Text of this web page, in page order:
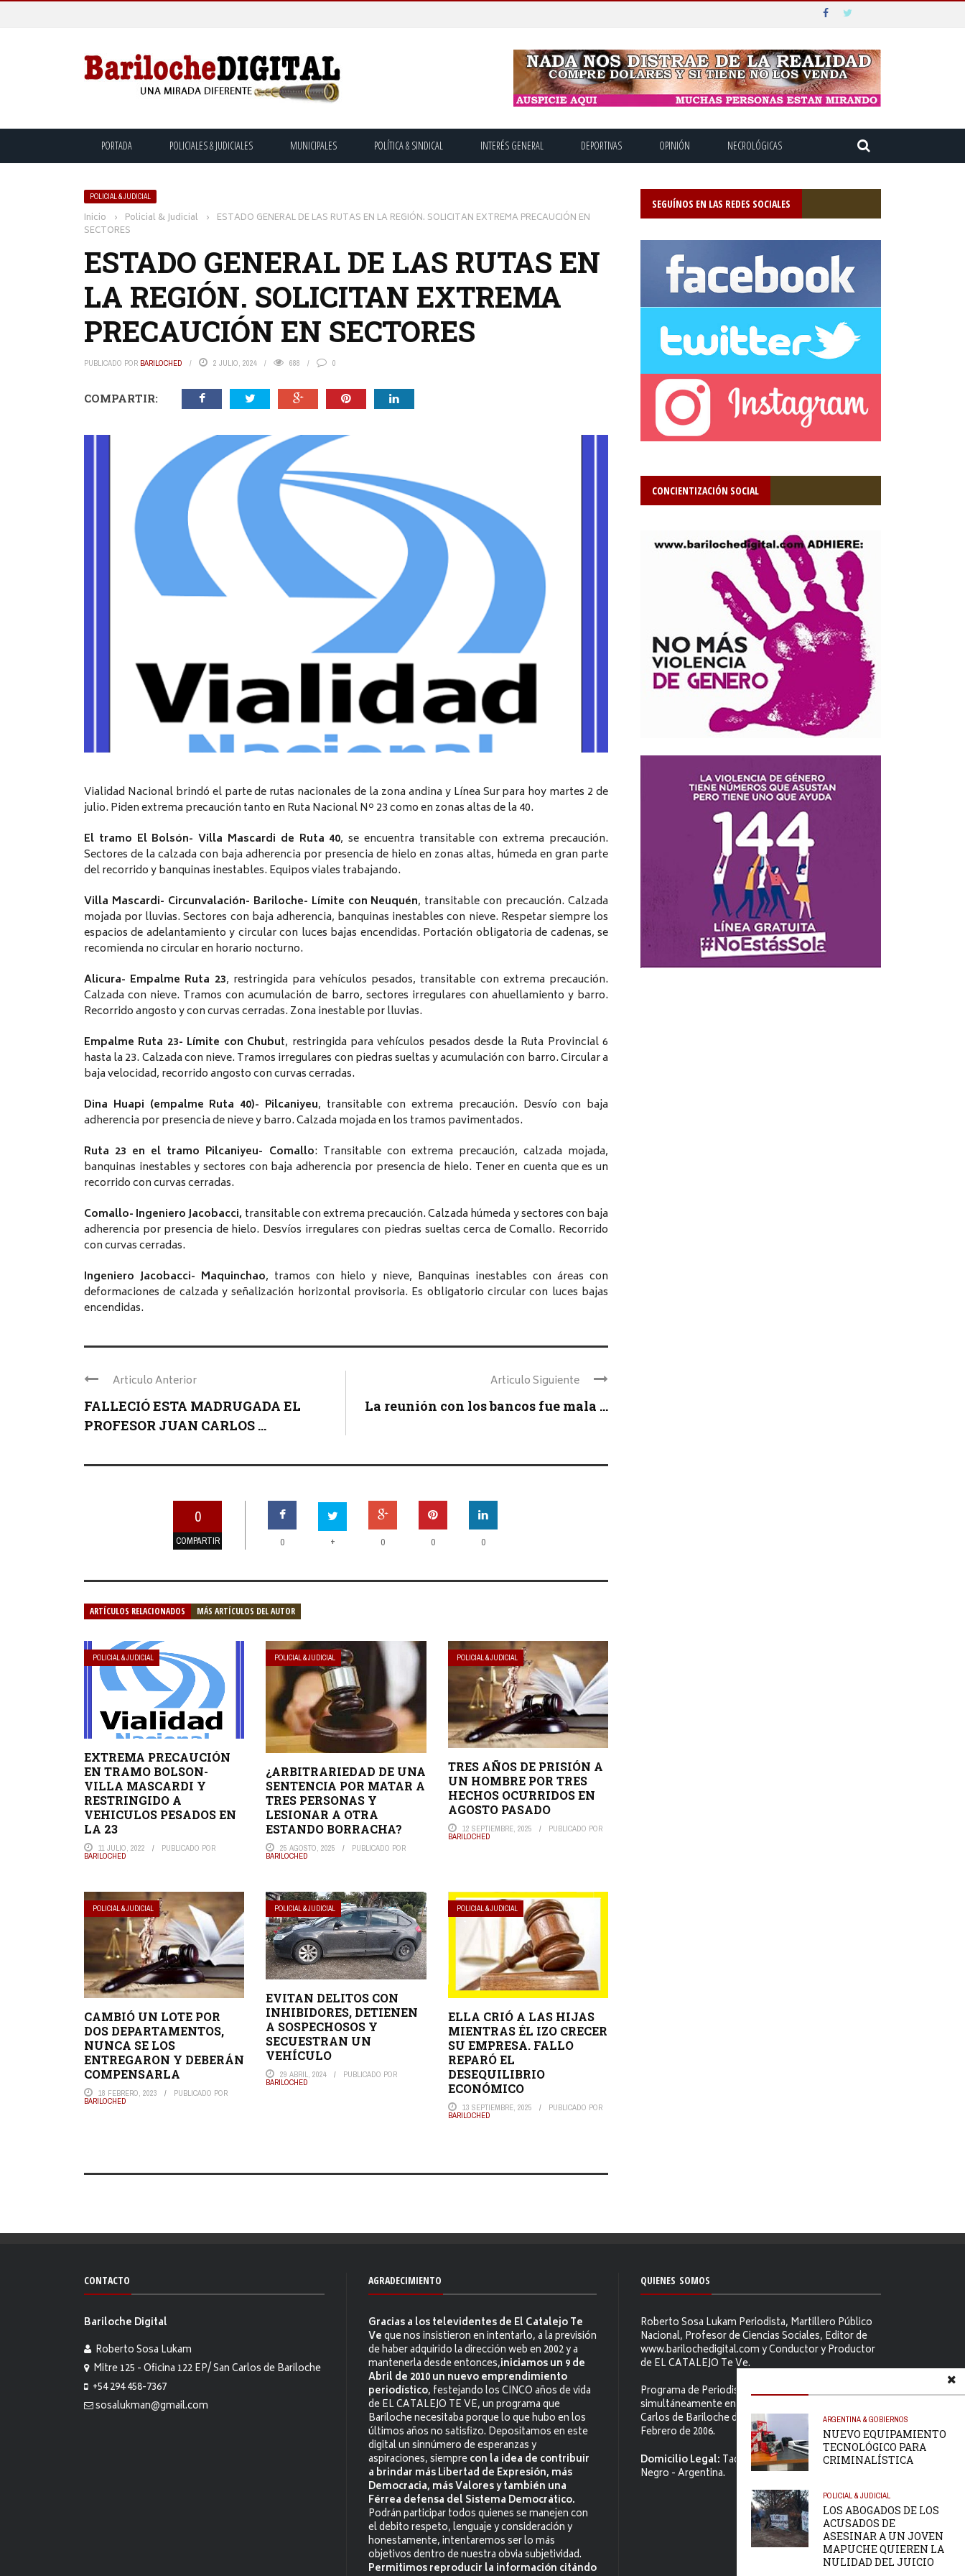
PORTADA POLICIALES & JUDICIALES MUNICIPALES POLÍTICA & SINDICAL INTERÉS GENERAL DEPORTIVAS OPINIÓN NECROLÓGICAS
POLICIAL & JUDICIAL
Inicio › Policial & Judicial › ESTADO GENERAL DE LAS RUTAS EN LA REGIÓN. SOLICITAN EXTREMA PRECAUCIÓN EN
SECTORES
ESTADO GENERAL DE LAS RUTAS EN
LA REGIÓN. SOLICITAN EXTREMA
PRECAUCIÓN EN SECTORES
PUBLICADO POR BARILOCHED 2 JULIO, 2024 688 0
COMPARTIR:
Vialidad Nacional brindó el parte de rutas nacionales de la zona andina y Línea Sur para hoy martes 2 de
julio. Piden extrema precaución tanto en Ruta Nacional Nº 23 como en zonas altas de la 40.
El tramo El Bolsón- Villa Mascardi de Ruta 40, se encuentra transitable con extrema precaución.
Sectores de la calzada con baja adherencia por presencia de hielo en zonas altas, húmeda en gran parte
del recorrido y banquinas inestables. Equipos viales trabajando.
Villa Mascardi- Circunvalación- Bariloche- Límite con Neuquén, transitable con precaución. Calzada
mojada por lluvias. Sectores con baja adherencia, banquinas inestables con nieve. Respetar siempre los
espacios de adelantamiento y circular con luces bajas encendidas. Portación obligatoria de cadenas, se
recomienda no circular en horario nocturno.
Alicura- Empalme Ruta 23, restringida para vehículos pesados, transitable con extrema precaución.
Calzada con nieve. Tramos con acumulación de barro, sectores irregulares con ahuellamiento y barro.
Recorrido angosto y con curvas cerradas. Zona inestable por lluvias.
Empalme Ruta 23- Límite con Chubut, restringida para vehículos pesados desde la Ruta Provincial 6
hasta la 23. Calzada con nieve. Tramos irregulares con piedras sueltas y acumulación con barro. Circular a
baja velocidad, recorrido angosto con curvas cerradas.
Dina Huapi (empalme Ruta 40)- Pilcaniyeu, transitable con extrema precaución. Desvío con baja
adherencia por presencia de nieve y barro. Calzada mojada en los tramos pavimentados.
Ruta 23 en el tramo Pilcaniyeu- Comallo: Transitable con extrema precaución, calzada mojada,
banquinas inestables y sectores con baja adherencia por presencia de hielo. Tener en cuenta que es un
recorrido con curvas cerradas.
Comallo- Ingeniero Jacobacci, transitable con extrema precaución. Calzada húmeda y sectores con baja
adherencia por presencia de hielo. Desvíos irregulares con piedras sueltas cerca de Comallo. Recorrido
con curvas cerradas.
Ingeniero Jacobacci- Maquinchao, tramos con hielo y nieve, Banquinas inestables con áreas con
deformaciones de calzada y señalización horizontal provisoria. Es obligatorio circular con luces bajas
encendidas.
Articulo Anterior
FALLECIÓ ESTA MADRUGADA EL
PROFESOR JUAN CARLOS ...
Articulo Siguiente
La reunión con los bancos fue mala ...
0
COMPARTIR 0 + 0 0 0
ARTÍCULOS RELACIONADOS MÁS ARTÍCULOS DEL AUTOR
POLICIAL & JUDICIAL
EXTREMA PRECAUCIÓN
EN TRAMO BOLSON-
VILLA MASCARDI Y
RESTRINGIDO A
VEHICULOS PESADOS EN
LA 23
11 JULIO, 2022 PUBLICADO POR
BARILOCHED
POLICIAL & JUDICIAL
¿ARBITRARIEDAD DE UNA
SENTENCIA POR MATAR A
TRES PERSONAS Y
LESIONAR A OTRA
ESTANDO BORRACHA?
25 AGOSTO, 2025 PUBLICADO POR
BARILOCHED
POLICIAL & JUDICIAL
TRES AÑOS DE PRISIÓN A
UN HOMBRE POR TRES
HECHOS OCURRIDOS EN
AGOSTO PASADO
12 SEPTIEMBRE, 2025 PUBLICADO POR
BARILOCHED
POLICIAL & JUDICIAL
CAMBIÓ UN LOTE POR
DOS DEPARTAMENTOS,
NUNCA SE LOS
ENTREGARON Y DEBERÁN
COMPENSARLA
18 FEBRERO, 2023 PUBLICADO POR
BARILOCHED
POLICIAL & JUDICIAL
EVITAN DELITOS CON
INHIBIDORES, DETIENEN
A SOSPECHOSOS Y
SECUESTRAN UN
VEHÍCULO
29 ABRIL, 2024 PUBLICADO POR
BARILOCHED
POLICIAL & JUDICIAL
ELLA CRIÓ A LAS HIJAS
MIENTRAS ÉL IZO CRECER
SU EMPRESA. FALLO
REPARÓ EL
DESEQUILIBRIO
ECONÓMICO
13 SEPTIEMBRE, 2025 PUBLICADO POR
BARILOCHED
ARGENTINA & GOBIERNOS
NUEVO EQUIPAMIENTO
TECNOLÓGICO PARA
CRIMINALÍSTICA
POLICIAL & JUDICIAL
LOS ABOGADOS DE LOS
ACUSADOS DE
ASESINAR A UN JOVEN
MAPUCHE QUIEREN LA
NULIDAD DEL JUICIO
SEGUÍNOS EN LAS REDES SOCIALES
CONCIENTIZACIÓN SOCIAL
CONTACTO
Bariloche Digital
Roberto Sosa Lukam
Mitre 125 - Oficina 122 EP/ San Carlos de Bariloche
+54 294 458-7367
sosalukman@gmail.com
AGRADECIMIENTO
Gracias a los televidentes de El Catalejo Te
Veque nos insistieron en intentarlo, a la previsión
de haber adquirido la dirección web en 2002 y a
mantenerla desde entonces,iniciamos un 9 de
Abril de 2010 un nuevo emprendimiento
periodístico, festejando los CINCO años de vida
de EL CATALEJO TE VE, un programa que
Bariloche necesitaba porque lo que hubo en los
últimos años no satisfizo. Depositamos en este
digital un sinnúmero de esperanzas y
aspiraciones, siemprecon la idea de contribuir
a brindar más Libertad de Expresión, más
Democracia, más Valores y también una
Férrea defensa del Sistema Democrático.
Podrán participar todos quienes se manejen con
el debito respeto, lenguaje y consideración y
honestamente, intentaremos ser lo más
objetivos dentro de nuestra obvia subjetividad.
Permitimos reproducir la información citándo
QUIENES SOMOS
Roberto Sosa Lukam Periodista, Martillero Público
Nacional, Profesor de Ciencias Sociales, Editor de
www.barilochedigital.com y Conductor y Productor
de EL CATALEJO Te Ve.
Programa de Periodismo Político que se difunde
simultáneamente en ambos Video-cables de San
Carlos de Bariloche desde el primer jueves de
Febrero de 2006.
Domicilio Legal: Tacuarí 52. S.C. de Bariloche, Río
Negro - Argentina.